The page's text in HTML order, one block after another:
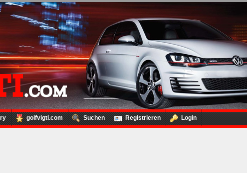
golfvigti.com Suchen Registrieren Login